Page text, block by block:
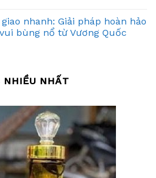
nhanh: Giải pháp hoàn hảo
bùng nổ từ Vương Quốc
NHẤT